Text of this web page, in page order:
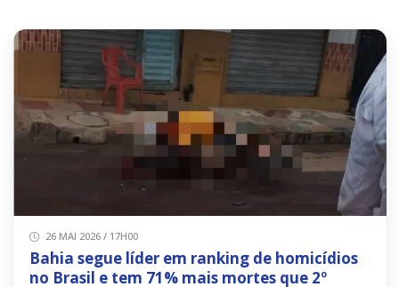
26 MAI 2026 / 17H00
Bahia segue líder em ranking de homicídios
no Brasil e tem 71% mais mortes que 2º